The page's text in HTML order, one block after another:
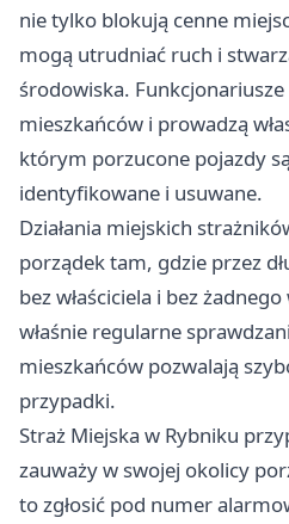
nie tylko blokują cenne
mogą utrudniać ruch i
środowiska. Funkcjonariusze
mieszkańców i prowadzą
którym porzucone pojazdy
identyfikowane i usuwane.
Działania miejskich
porządek tam, gdzie przez
bez właściciela i bez
właśnie regularne
mieszkańców pozwalają
przypadki.
Straż Miejska w Rybniku
zauważy w swojej okolicy
to zgłosić pod numer